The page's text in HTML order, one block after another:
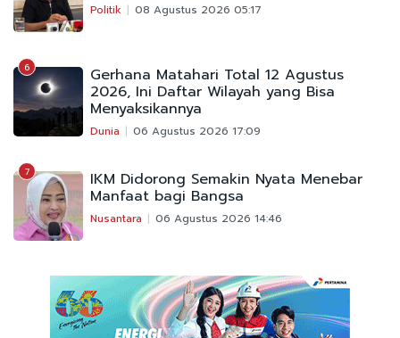
Politik 08 Agustus 2026 05:17
6 Gerhana Matahari Total 12 Agustus
2026, Ini Daftar Wilayah yang Bisa
Menyaksikannya
Dunia 06 Agustus 2026 17:09
7 IKM Didorong Semakin Nyata Menebar
Manfaat bagi Bangsa
Nusantara 06 Agustus 2026 14:46